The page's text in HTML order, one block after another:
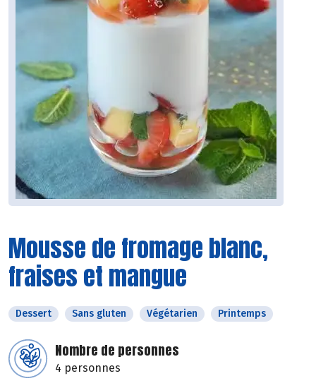
Mousse de fromage blanc,
fraises et mangue
Dessert Sans gluten Végétarien Printemps
Nombre de personnes
4 personnes